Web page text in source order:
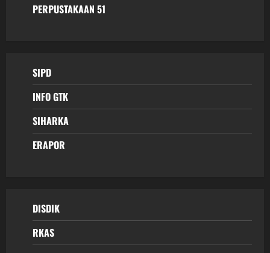
PERPUSTAKAAN 51
SIPD
INFO GTK
SIHARKA
ERAPOR
DISDIK
RKAS